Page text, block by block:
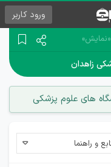
ورود کاربر
«نمایش»
زاهدان
های علوم پزشکی
و راهنما